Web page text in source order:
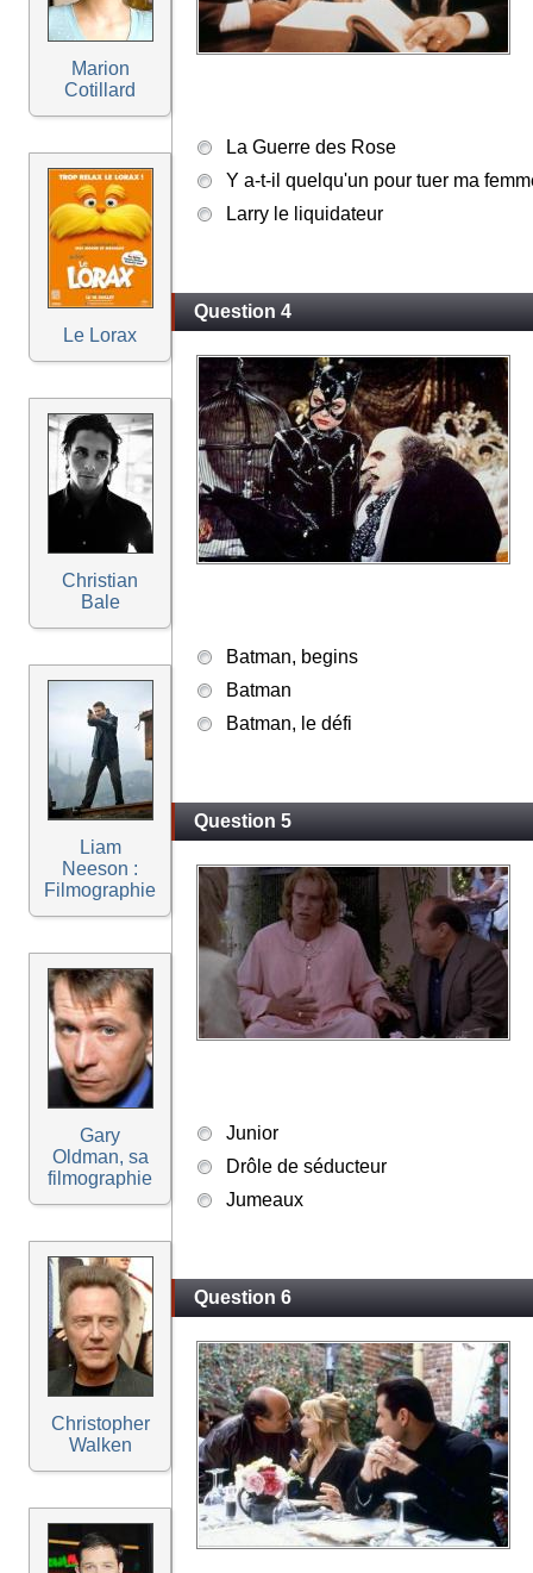
Marion
Cotillard
Le Lorax
Christian
Bale
Liam
Neeson :
Filmographie
Gary
Oldman, sa
filmographie
Christopher
Walken
La Guerre des Rose
Y a-t-il quelqu'un pour tuer ma
Larry le liquidateur
Question 4
Batman, begins
Batman
Batman, le défi
Question 5
Junior
Drôle de séducteur
Jumeaux
Question 6